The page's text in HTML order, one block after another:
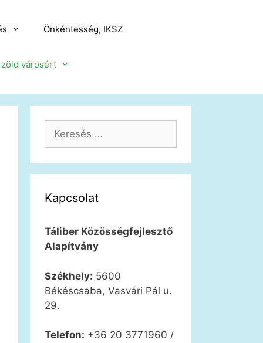
Önkéntesség, IKSZ
városért
Keresés:
Kapcsolat
Táliber Közösségfejlesztő
Alapítvány
Székhely: 5600
Békéscsaba, Vasvári Pál u.
29.
Telefon: +36 20 3771960 /